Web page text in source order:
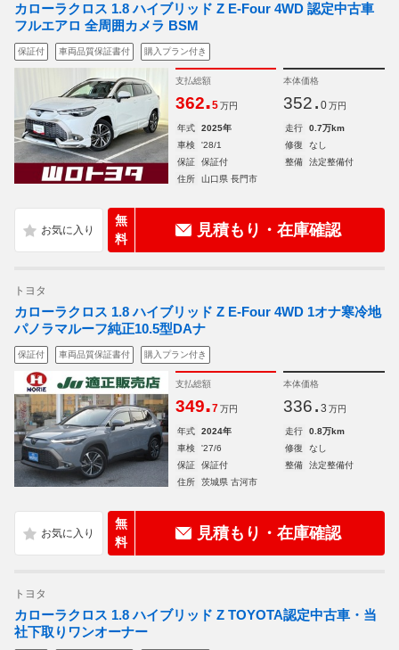
カローラクロス 1.8 ハイブリッド Z E-Four 4WD 認定中古車
フルエアロ 全周囲カメラ BSM
保証付 車両品質保証書付 購入プラン付き
支払総額
362.5 万円
本体価格
352. 0 万円
年式 2025年 走行
0.7万km
車検
'28/1 修復
なし
保証
保証付 整備
法定整備付
住所
山口県 長門市
無
料
見積もり・在庫確認
トヨタ
カローラクロス 1.8 ハイブリッド Z E-Four 4WD 1オナ寒冷地
パノラマルーフ純正10.5型DAナ
保証付 車両品質保証書付 購入プラン付き
支払総額
349.7 万円
本体価格
336. 3 万円
年式 2024年 走行
0.8万km
車検
'27/6 修復
なし
保証
保証付 整備
法定整備付
住所
茨城県 古河市
無
料
見積もり・在庫確認
トヨタ
カローラクロス 1.8 ハイブリッド Z TOYOTA認定中古車・当
社下取りワンオーナー